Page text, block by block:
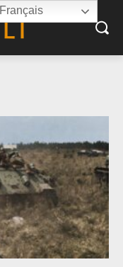
Français